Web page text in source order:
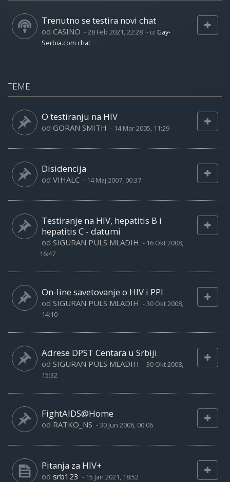
Trenutno se testira novi chat
od CASINO -28 Feb 2021, 22:28 - u: Gay-
Serbia.com chat
TEME
O testiranju na HIV
od GORAN SMITH - 14 Mar 2005, 11:29
Disidencija
od VIHALC - 14 Maj 2007, 00:37
Testiranje na HIV, hepatitis B i
hepatitis C - datumi
od SIGURAN PULS MLADIH - 16 Okt 2008,
16:47
On-line savetovanje o HIV i PPI
od SIGURAN PULS MLADIH -30 Okt 2008,
14:10
Adrese DPST Centara u Srbiji
od SIGURAN PULS MLADIH -30 Okt 2008,
15:32
FightAIDS@Home
od RATKO_NS -30 Jun 2006, 00:06
Pitanja za HIV+
od srb123 - 15 Jan 2021, 18:52